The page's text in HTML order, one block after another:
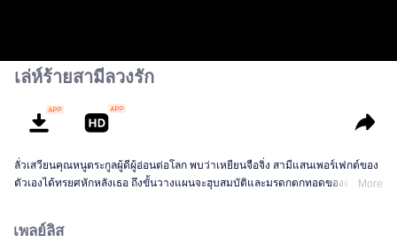
เล่ห์ร้ายสามีลวงรัก
ลั่วเสวียนคุณหนูตระกูลผู้ดีผู้อ่อนต่อโลก พบว่าเหยียนจือจิ่ง สามีแสนเพอร์เฟกต์ของ
ตัวเองได้ทรยศหักหลังเธอ ถึงขั้นวางแผนจะฮุบสมบัติและมรดกตกทอดของตระกูล
เจียเมียน้อยของเขา
More
เพลย์ลิส